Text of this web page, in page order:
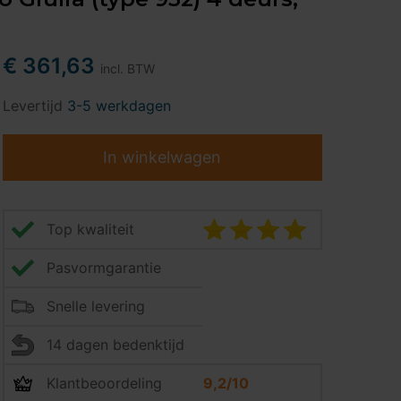
€ 361,63 incl. BTW
Levertijd 3-5 werkdagen
In winkelwagen
Top kwaliteit
Pasvormgarantie
Snelle levering
14 dagen bedenktijd
Klantbeoordeling 9,2/10